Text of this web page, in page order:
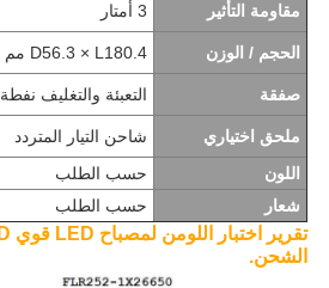
مقاومة التأثير 3 أمتار
الحجم / الوزن D56.3 × L180.4 مم / 262 جم
صفقة التعبئة والتغليف نفطة
ملحق اختياري
شاحن التيار المتردد
اللون
حسب الطلب
شعار
حسب الطلب
الشحن.